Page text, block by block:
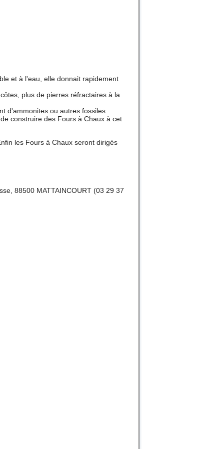
et à l'eau, elle donnait rapidement
plus de pierres réfractaires à la
d'ammonites ou autres fossiles.
construire des Fours à Chaux à cet
les Fours à Chaux seront dirigés
88500 MATTAINCOURT (03 29 37